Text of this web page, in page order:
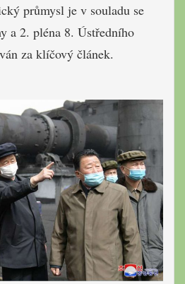
průmysl je v souladu se
a 2. pléna 8. Ústředního
za klíčový článek.